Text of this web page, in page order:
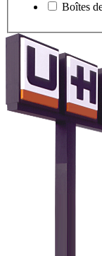
Boîtes